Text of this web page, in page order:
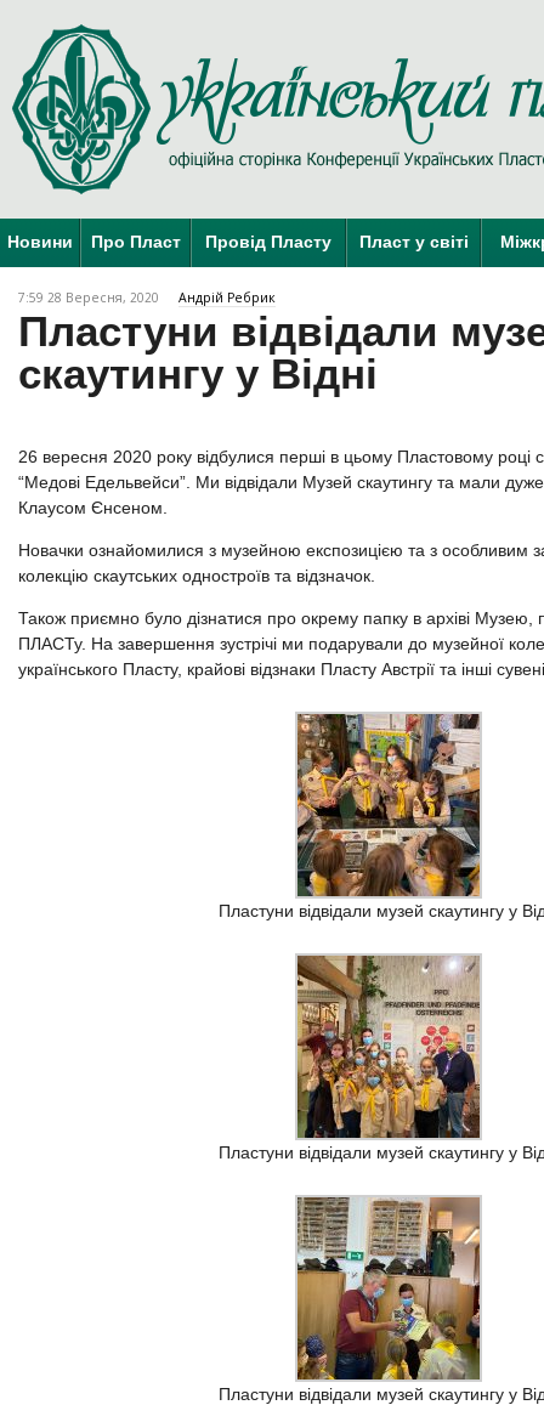
Новини Про Пласт Провід Пласту Пласт у світі
7:59 28 Вересня, 2020 Андрій Ребрик
Пластуни відвідали
скаутингу у Відні
26 вересня 2020 року відбулися перші в цьому Пластовому році
“Медові Едельвейси”. Ми відвідали Музей скаутингу та мали
Клаусом Єнсеном.
Новачки ознайомилися з музейною експозицією та з особливим
колекцію скаутських одностроїв та відзначок.
Також приємно було дізнатися про окрему папку в архіві Музею,
ПЛАСТу. На завершення зустрічі ми подарували до музейної
українського Пласту, крайові відзнаки Пласту Австрії та інші
Пластуни відвідали музей скаутингу у
Пластуни відвідали музей скаутингу у
Пластуни відвідали музей скаутингу у